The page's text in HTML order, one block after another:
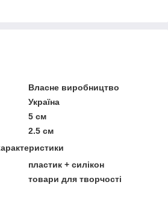
Власне виробництво
Україна
5 см
2.5 см
пластик + силікон
товари для творчості